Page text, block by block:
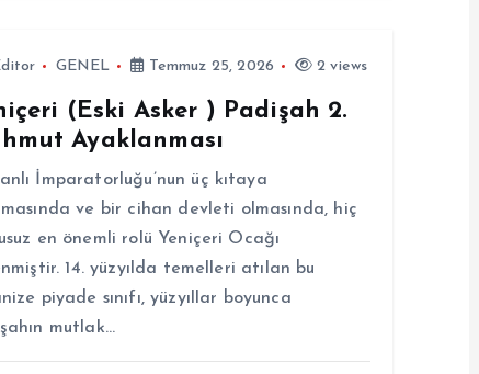
GENEL Temmuz 25, 2026 2 views
(Eski Asker ) Padişah 2.
Ayaklanması
İmparatorluğu’nun üç kıtaya
ve bir cihan devleti olmasında, hiç
en önemli rolü Yeniçeri Ocağı
14. yüzyılda temelleri atılan bu
piyade sınıfı, yüzyıllar boyunca
mutlak…